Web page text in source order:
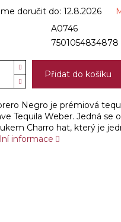
doručit do: 12.8.2026
A0746
7501054834878
Přidat do košíku
Negro je prémiová
Tequila Weber. Jedná
Charro hat, který je
informace